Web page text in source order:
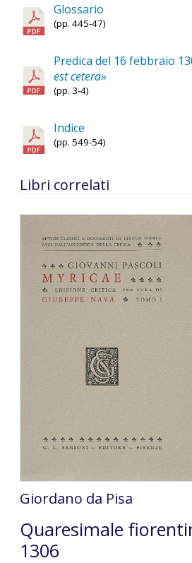
Glossario
(pp. 445-47)
Predica del 16 febbraio
est cetera»
(pp. 3-4)
Indice
(pp. 549-54)
Libri correlati
Giordano da Pisa
Quaresimale
1306